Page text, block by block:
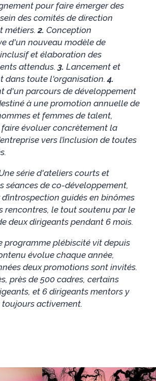
pour faire émerger des
des comités de direction
métiers.2. Conception
d'un nouveau modèle de
et élaboration des
attendus. 3. Lancement et
dans toute l'organisation.4.
d'un parcours de développement
à une promotion annuelle de
et femmes de talent,
évoluer concrètement la
vers l’inclusion de toutes
série d'ateliers courts et
séances de co-développement,
guidés en binômes
rencontres, le tout soutenu par le
deux dirigeants pendant 6 mois.
programme plébiscité vit depuis
évolue chaque année,
deux promotions sont invités.
près de 500 cadres, certains
et 6 dirigeants mentors y
activement.